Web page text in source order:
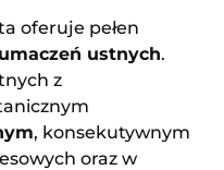
oferuje pełen
ustnych.
z
, konsekutywnym
oraz w